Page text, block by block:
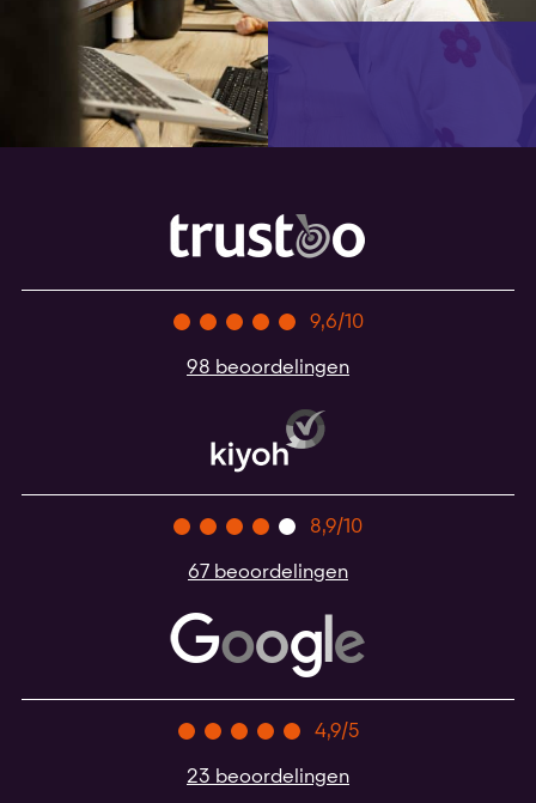
9,6/10
98 beoordelingen
8,9/10
67 beoordelingen
4,9/5
23 beoordelingen